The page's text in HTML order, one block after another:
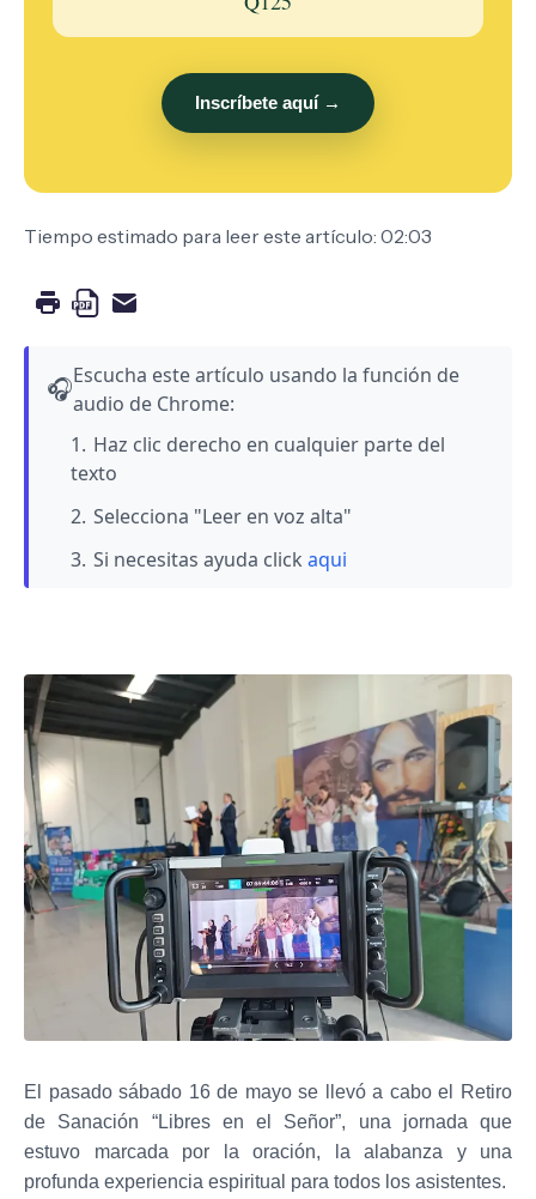
Inscríbete aquí →
Tiempo estimado para leer este artículo: 02:03
🎧Escucha este artículo usando la función de
audio de Chrome:
Haz clic derecho en cualquier parte del
texto
Selecciona "Leer en voz alta"
Si necesitas ayuda click aqui
El pasado sábado 16 de mayo se llevó a cabo el Retiro
de Sanación “Libres en el Señor”, una jornada que
estuvo marcada por la oración, la alabanza y una
profunda experiencia espiritual para todos los asistentes.